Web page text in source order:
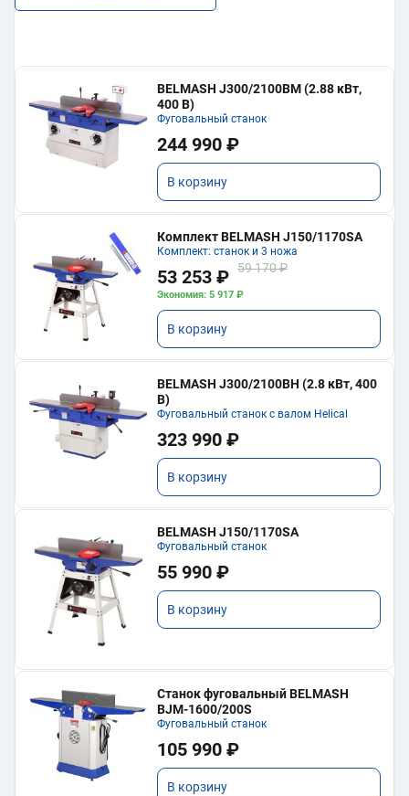
BELMASH J300/2100ВМ (2.88 кВт,
400 В)
Фуговальный станок
244 990 ₽
В корзину
Комплект BELMASH J150/1170SA
Комплект: станок и 3 ножа
53 253 ₽ 59 170 ₽
Экономия: 5 917 ₽
В корзину
BELMASH J300/2100ВH (2.8 кВт, 400
В)
Фуговальный станок с валом Helical
323 990 ₽
В корзину
BELMASH J150/1170SA
Фуговальный станок
55 990 ₽
В корзину
Станок фуговальный BELMASH
BJM-1600/200S
Фуговальный станок
105 990 ₽
В корзину